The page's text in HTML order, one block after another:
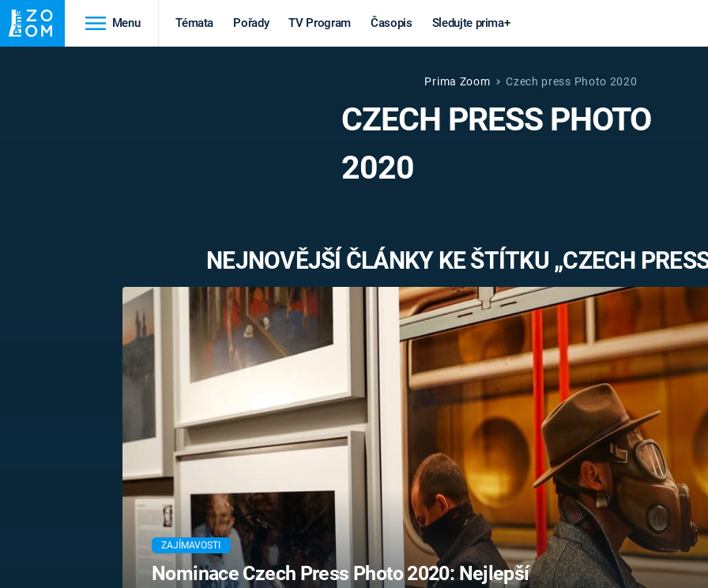
Menu Témata Pořady TV Program Časopis Sledujte prima+
Věda a
technika
Války
světová válka
PRVNÍ SVĚTOVÁ
Výročí
MARIE TEREZIE
BONAPARTE
BRITSKÁ
KRÁLOVSKÁ
Záhady a
konspirace
UFO A
MIMOZEMŠŤANÉ
UTAJENÉ PŘÍBĚHY
ČESKÝCH DĚJIN
ALTERNATIVNÍ
HISTORIE
FILMY
REALITA
HORORY
REALITA
OPTICKÉ
KLAMY
Prima Zoom Czech press Photo 2020
CZECH PRESS PHOTO
2020
NEJNOVĚJŠÍ ČLÁNKY KE ŠTÍTKU „CZECH
ZAJÍMAVOSTI
Nominace Czech Press Photo 2020: Nejlepší